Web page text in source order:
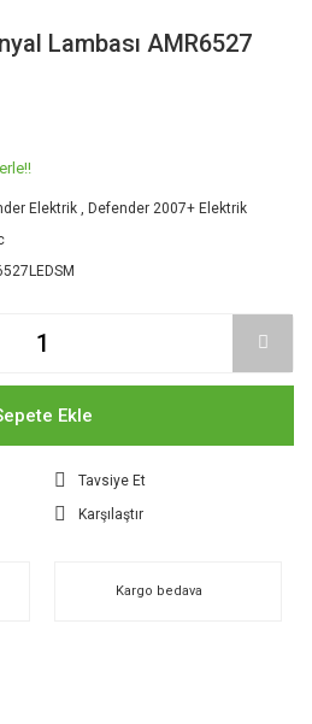
Lambası AMR6527
Elektrik ,Defender 2007+ Elektrik
Ekle
Tavsiye Et
Karşılaştır
Kargo bedava